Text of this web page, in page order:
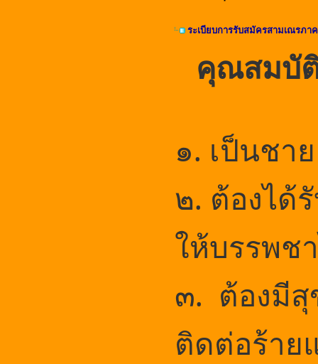
ระเบียบการรับสมัครสามเณรภ
คุณสมบัติ
๑. เป็นช
๒. ต้องได้
ให้บรรพช
๓. ต้องมีสุ
ติดต่อร้าย